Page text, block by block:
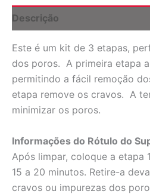
3
Etapas,
Tratamento
quantidade
Descrição
Este é um kit de 3 etapas,
dos poros. A primeira etapa
permitindo a fácil remoção
etapa remove os cravos. A
minimizar os poros.
Informações do Rótulo do
Após limpar, coloque a etapa
15 a 20 minutos. Retire-a
cravos ou impurezas dos